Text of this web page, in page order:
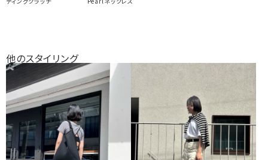
他のスタイリング